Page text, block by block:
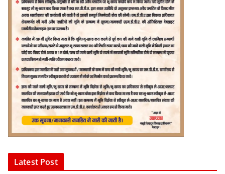
Latest Post